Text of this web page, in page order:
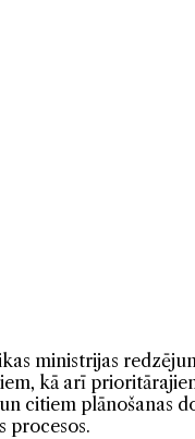
ministrijas
kā arī
citiem plānošanas
procesos.